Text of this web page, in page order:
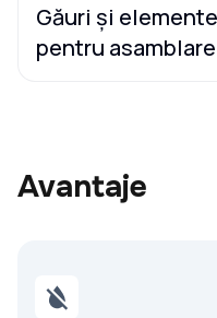
Găuri și
pentru
Avantaje